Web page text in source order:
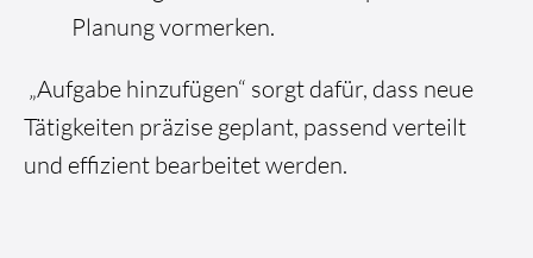
Planung vormerken.
„Aufgabe hinzufügen“ sorgt dafür, dass neue
Tätigkeiten präzise geplant, passend verteilt
und effizient bearbeitet werden.